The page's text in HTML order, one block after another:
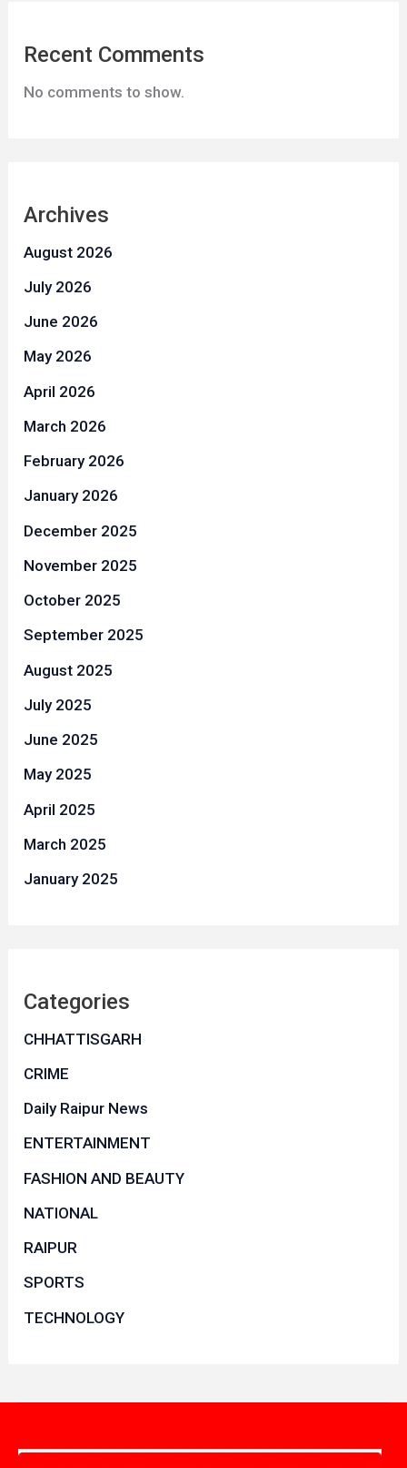
Recent Comments
No comments to show.
Archives
August 2026
July 2026
June 2026
May 2026
April 2026
March 2026
February 2026
January 2026
December 2025
November 2025
October 2025
September 2025
August 2025
July 2025
June 2025
May 2025
April 2025
March 2025
January 2025
Categories
CHHATTISGARH
CRIME
Daily Raipur News
ENTERTAINMENT
FASHION AND BEAUTY
NATIONAL
RAIPUR
SPORTS
TECHNOLOGY